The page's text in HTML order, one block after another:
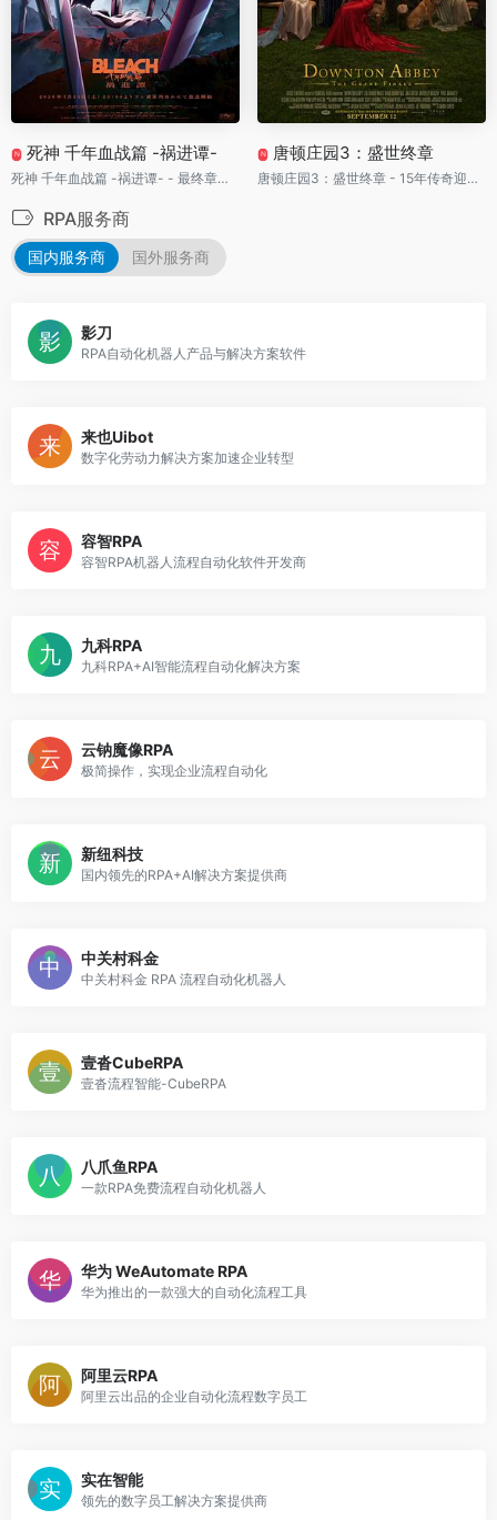
N 死神 千年血战篇 -祸进谭-
死神 千年血战篇 -祸进谭- - 最终章全面封神！黑崎一护决战友哈巴赫，尸魂界百年血战迎来最惨烈终局
N 唐顿庄园3：盛世终章
唐顿庄园3：盛世终章 - 15年传奇迎来最后谢幕！家族丑闻与财务危机同时爆发，百年庄园走到生死十字路口
RPA服务商
国内服务商 国外服务商
影刀
RPA自动化机器人产品与解决方案软件
来也Uibot
数字化劳动力解决方案加速企业转型
容智RPA
容智RPA机器人流程自动化软件开发商
九科RPA
九科RPA+AI智能流程自动化解决方案
云钠魔像RPA
极简操作，实现企业流程自动化
新纽科技
国内领先的RPA+AI解决方案提供商
中关村科金
中关村科金 RPA 流程自动化机器人
壹沓CubeRPA
壹沓流程智能-CubeRPA
八爪鱼RPA
一款RPA免费流程自动化机器人
华为 WeAutomate RPA
华为推出的一款强大的自动化流程工具
阿里云RPA
阿里云出品的企业自动化流程数字员工
实在智能
领先的数字员工解决方案提供商